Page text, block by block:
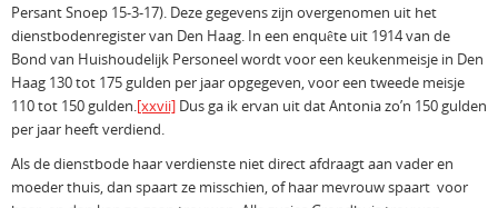
Persant Snoep 15-3-17). Deze gegevens zijn overgenomen uit het
dienstbodenregister van Den Haag. In een enquête uit 1914 van de
Bond van Huishoudelijk Personeel wordt voor een keukenmeisje in Den
Haag 130 tot 175 gulden per jaar opgegeven, voor een tweede meisje
110 tot 150 gulden.[xxvii] Dus ga ik ervan uit dat Antonia zo’n 150 gulden
per jaar heeft verdiend.
Als de dienstbode haar verdienste niet direct afdraagt aan vader en
moeder thuis, dan spaart ze misschien, of haar mevrouw spaart voor